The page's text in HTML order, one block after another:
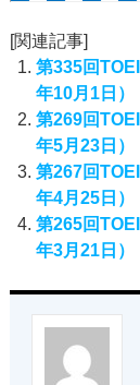
[関連記事]
第335回
年10月1日）
第269回
年5月23日）
第267回
年4月25日）
第265回
年3月21日）